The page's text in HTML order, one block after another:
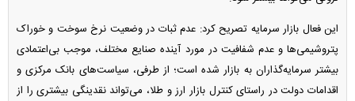
این فعال بازار سرمایه تصریح کرد: عدم ثبات در وضعیت نرخ سوخت و خوراک
پتروشیمی‌ها و عدم شفافیت در مورد آینده صنایع مختلف، موجب بی‌اعتمادی
بیشتر سرمایه‌گذاران به بازار شده است؛ از طرفی، سیاست‌های بانک مرکزی و
اقدامات دولت در راستای کنترل بازار ارز و طلا، می‌تواند نقدینگی بیشتری را از